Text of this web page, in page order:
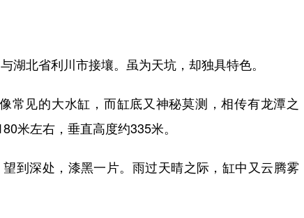
北省利川市接壤。虽为天坑，却独具特色。
见的大水缸，而缸底又神秘莫测，相传有龙潭之
米左右，垂直高度约335米。
到深处，漆黑一片。雨过天晴之际，缸中又云腾雾